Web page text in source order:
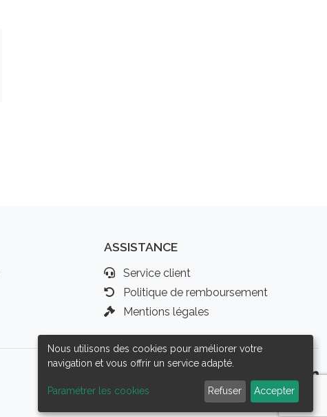
ASSISTANCE
Service client
Politique de remboursement
Mentions légales
Nous utilisons des cookies pour améliorer votre
navigation et vous offrir un service adapté.
Paramétrer les cookies Refuser Accepter